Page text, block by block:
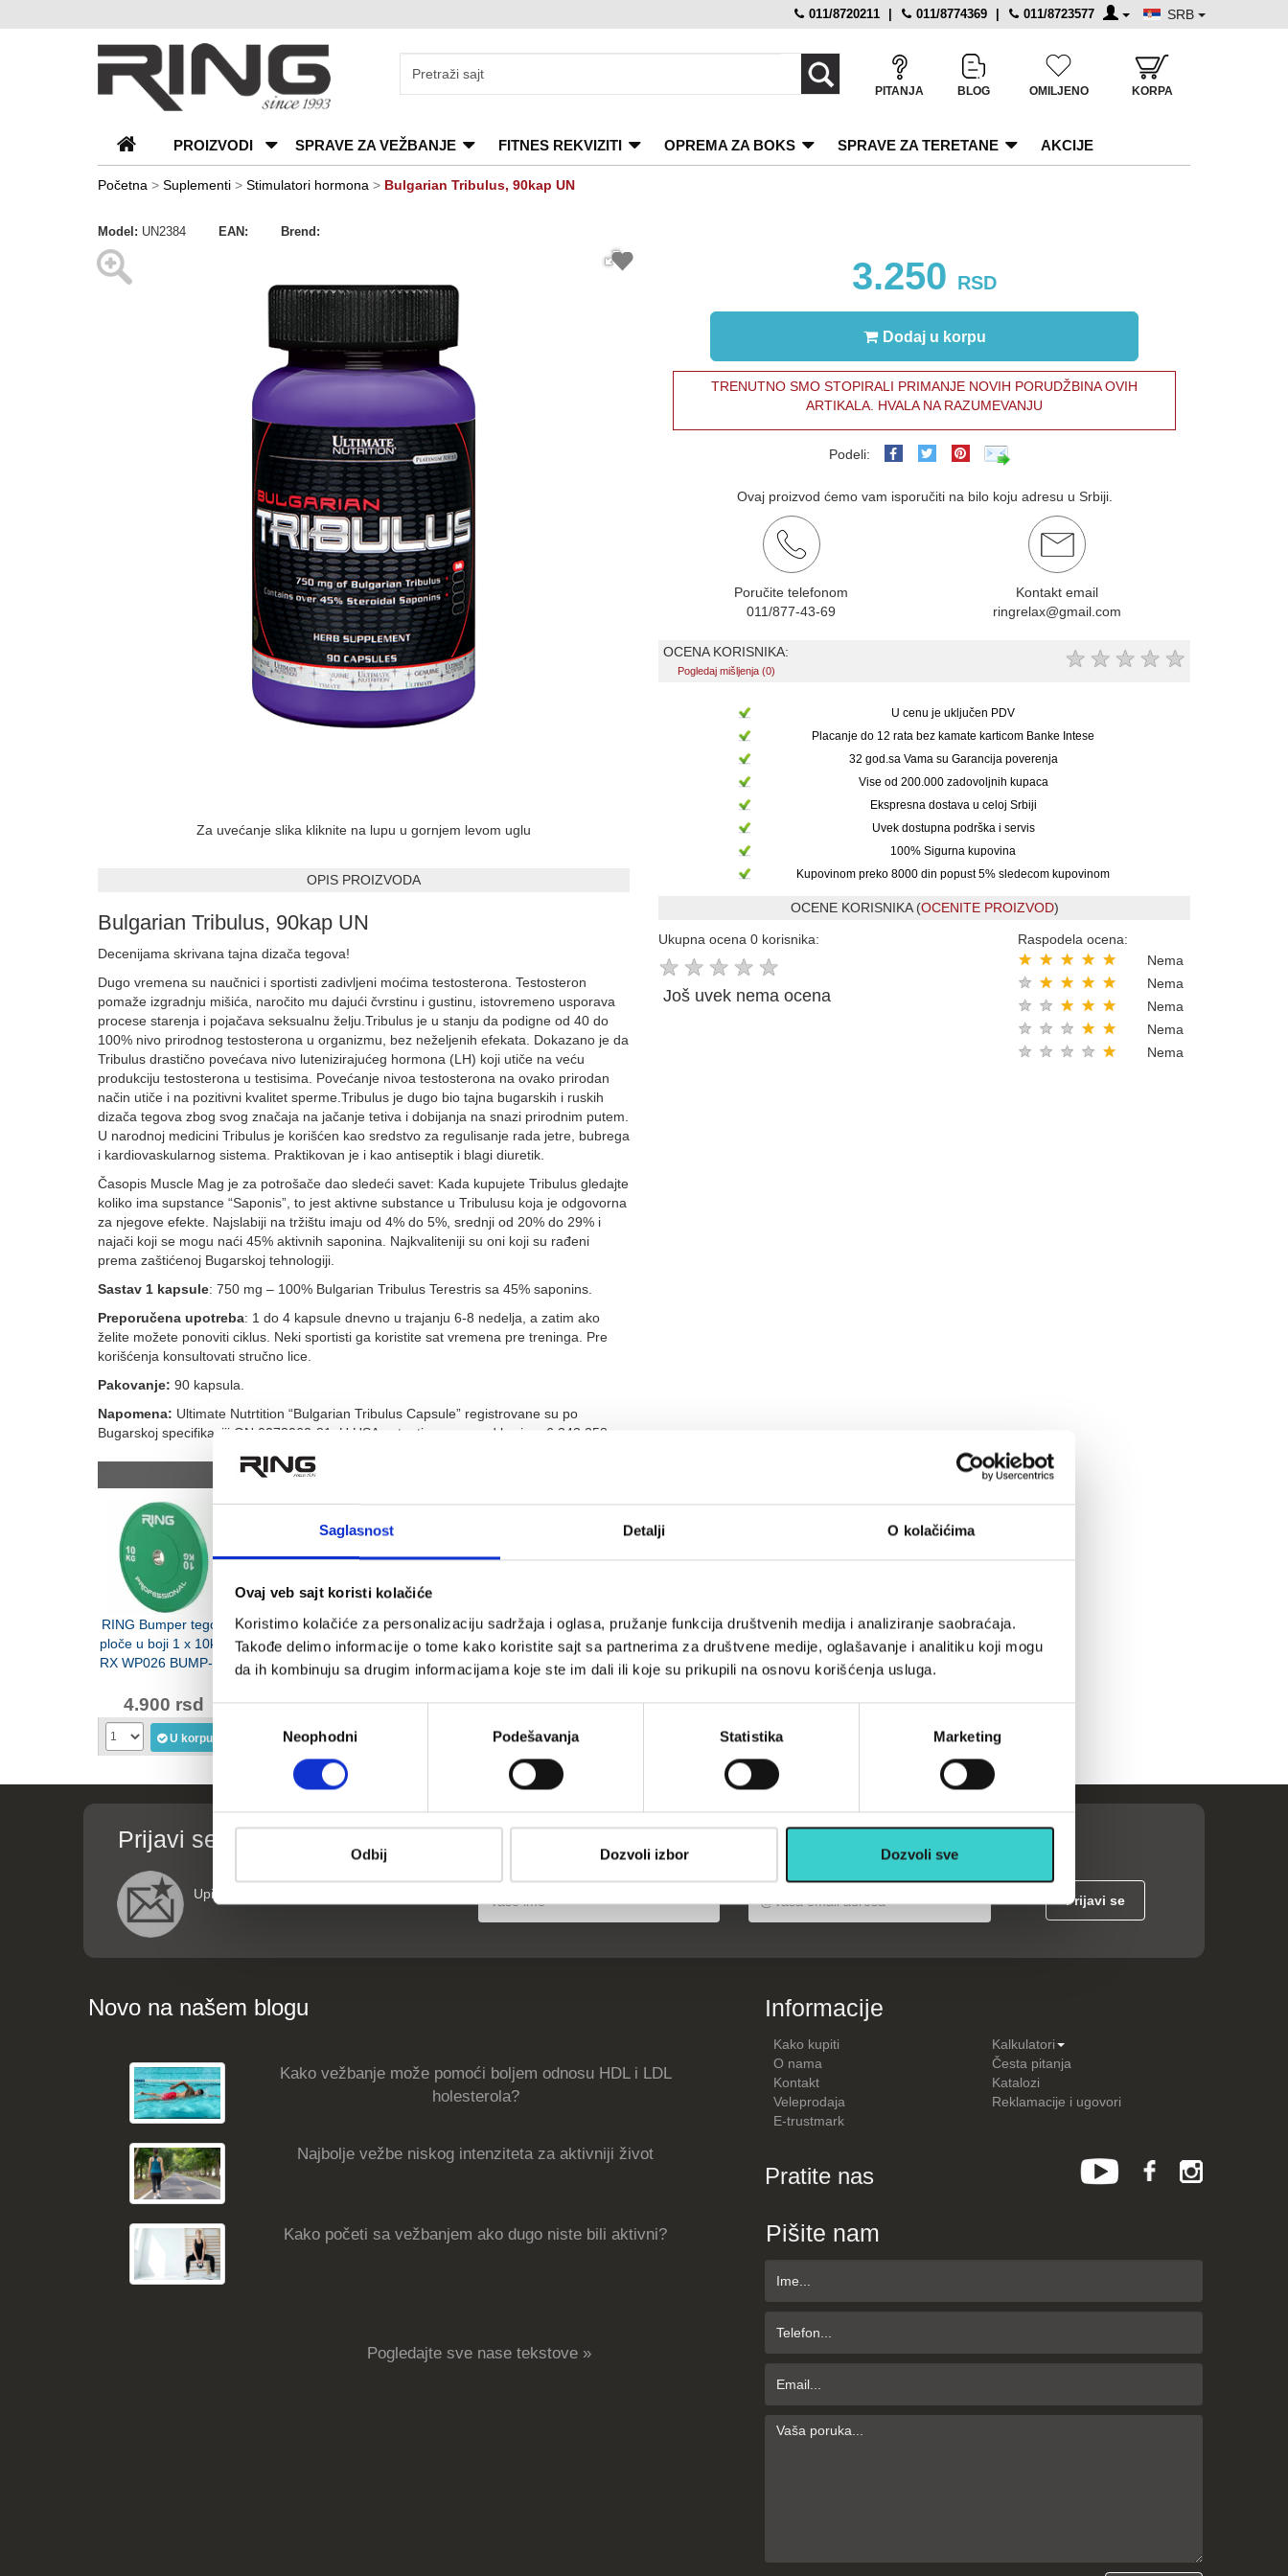
Saglasnost Detalji O kolačićima
Ovaj veb sajt koristi kolačiće
Koristimo kolačiće za personalizaciju sadržaja i oglasa, pružanje funkcija društvenih medija i analiziranje saobraćaja.
Takođe delimo informacije o tome kako koristite sajt sa partnerima za društvene medije, oglašavanje i analitiku koji mogu
da ih kombinuju sa drugim informacijama koje ste im dali ili koje su prikupili na osnovu korišćenja usluga.
сагласностиNeophodni Podešavanja Statistika Marketing
Odbij Dozvoli izbor Dozvoli sve
O
nama
Katalozi
Kontakt
Blog
Česta
011/8720211 | 011/8774369 | 011/8723577 SRB
PITANJA BLOG OMILJENO KORPA
PROIZVODI SPRAVE ZA VEŽBANJE FITNES REKVIZITI OPREMA ZA BOKS SPRAVE ZA TERETANE AKCIJE
Početna > Suplementi > Stimulatori hormona > Bulgarian Tribulus, 90kap UN
Model: UN2384 EAN: Brend:
Za uvećanje slika kliknite na lupu u gornjem levom uglu
OPIS PROIZVODA
Bulgarian Tribulus, 90kap UN
Decenijama skrivana tajna dizača tegova!
Dugo vremena su naučnici i sportisti zadivljeni moćima testosterona. Testosteron
pomaže izgradnju mišića, naročito mu dajući čvrstinu i gustinu, istovremeno usporava
procese starenja i pojačava seksualnu želju.Tribulus je u stanju da podigne od 40 do
100% nivo prirodnog testosterona u organizmu, bez neželjenih efekata. Dokazano je da
Tribulus drastično povećava nivo lutenizirajućeg hormona (LH) koji utiče na veću
produkciju testosterona u testisima. Povećanje nivoa testosterona na ovako prirodan
način utiče i na pozitivni kvalitet sperme.Tribulus je dugo bio tajna bugarskih i ruskih
dizača tegova zbog svog značaja na jačanje tetiva i dobijanja na snazi prirodnim putem.
U narodnoj medicini Tribulus je korišćen kao sredstvo za regulisanje rada jetre, bubrega
i kardiovaskularnog sistema. Praktikovan je i kao antiseptik i blagi diuretik.
Časopis Muscle Mag je za potrošače dao sledeći savet: Kada kupujete Tribulus gledajte
koliko ima supstance “Saponis”, to jest aktivne substance u Tribulusu koja je odgovorna
za njegove efekte. Najslabiji na tržištu imaju od 4% do 5%, srednji od 20% do 29% i
najači koji se mogu naći 45% aktivnih saponina. Najkvaliteniji su oni koji su rađeni
prema zaštićenoj Bugarskoj tehnologiji.
Sastav 1 kapsule: 750 mg – 100% Bulgarian Tribulus Terestris sa 45% saponins.
Preporučena upotreba: 1 do 4 kapsule dnevno u trajanju 6-8 nedelja, a zatim ako
želite možete ponoviti ciklus. Neki sportisti ga koristite sat vremena pre treninga. Pre
korišćenja konsultovati stručno lice.
Pakovanje: 90 kapsula.
Napomena: Ultimate Nutrtition “Bulgarian Tribulus Capsule” registrovane su po
Bugarskoj specifikaciji ON 0273062-81. U USA patentirane su pod brojem 6,343,258.
RING Bumper tegovi
ploče u boji 1 x 10kg-
RX WP026 BUMP-10
4.900 rsd
U korpu
RING Bumper tegovi
ploče u boji 1 x 5kg-
RX WP026 BUMP-5
2.490 rsd
U korpu
RING pilates fitnes
tegovi za ruke i noge-
Classic 2x1kg RX
LKW-1223-1 kg
3.690 rsd
RING pilates fitnes
tegovi za ruke i noge-
Classic 2x0,5kg RX
LKW-1223-0,5 kg
2.290 rsd
U korpu
3.250 RSD
Dodaj u korpu
TRENUTNO SMO STOPIRALI PRIMANJE NOVIH PORUDŽBINA OVIH
ARTIKALA. HVALA NA RAZUMEVANJU
Podeli:
Ovaj proizvod ćemo vam isporučiti na bilo koju adresu u Srbiji.
Poručite telefonom
011/877-43-69
Kontakt email
ringrelax@gmail.com
OCENA KORISNIKA:
Pogledaj mišljenja (0) ★ ★ ★ ★ ★
U cenu je uključen PDV
Placanje do 12 rata bez kamate karticom Banke Intese
32 god.sa Vama su Garancija poverenja
Vise od 200.000 zadovoljnih kupaca
Ekspresna dostava u celoj Srbiji
Uvek dostupna podrška i servis
100% Sigurna kupovina
Kupovinom preko 8000 din popust 5% sledecom kupovinom
OCENE KORISNIKA (OCENITE PROIZVOD)
Ukupna ocena 0 korisnika:
★ ★ ★ ★ ★
Još uvek nema ocena
Raspodela ocena:
★
★
★
★
★ Nema
★
★
★
★
★ Nema
★
★
★
★
★ Nema
★
★
★
★
★ Nema
★
★
★
★
★ Nema
Prijavi se za informacije o popustima, akcijama, treninzima
Upišite vaše podatke (ime i email adresu)
Novo na našem blogu
Kako vežbanje može pomoći boljem odnosu HDL i LDL
holesterola?
Najbolje vežbe niskog intenziteta za aktivniji život
Kako početi sa vežbanjem ako dugo niste bili aktivni?
Pogledajte sve nase tekstove »
Informacije
Kako kupiti
Kalkulatori
O nama
Česta pitanja
Kontakt
Katalozi
Veleprodaja
Reklamacije i ugovori
E-trustmark
Pratite nas
Pišite nam